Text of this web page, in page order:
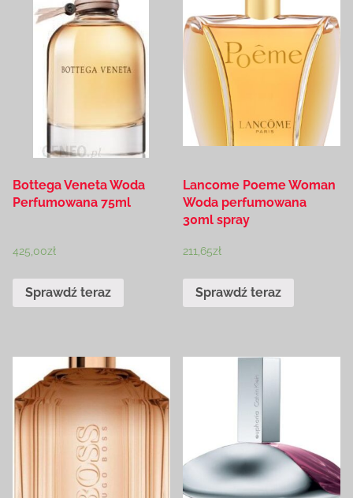
Bottega Veneta Woda
Perfumowana 75ml
425,00zł
Sprawdź teraz
Lancome Poeme Woman
Woda perfumowana
30ml spray
211,65zł
Sprawdź teraz